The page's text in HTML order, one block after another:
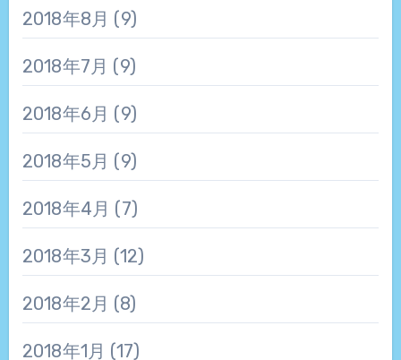
2018年8月 (9)
2018年7月 (9)
2018年6月 (9)
2018年5月 (9)
2018年4月 (7)
2018年3月 (12)
2018年2月 (8)
2018年1月 (17)